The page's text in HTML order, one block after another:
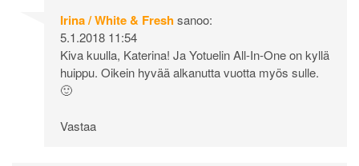
Irina / White & Freshsanoo:
5.1.2018 11:54
Kiva kuulla, Katerina! Ja Yotuelin All-In-One on kyllä
huippu. Oikein hyvää alkanutta vuotta myös sulle.
🙂
Vastaa